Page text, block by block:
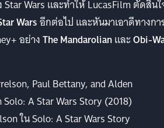
Star Wars และทำให้ LucasFilm ตัดสิน
Warsอีกต่อไป และหันมาเอาดีทางกา
อย่างThe MandarolianและObi-
ใน Solo: A Star Wars Story